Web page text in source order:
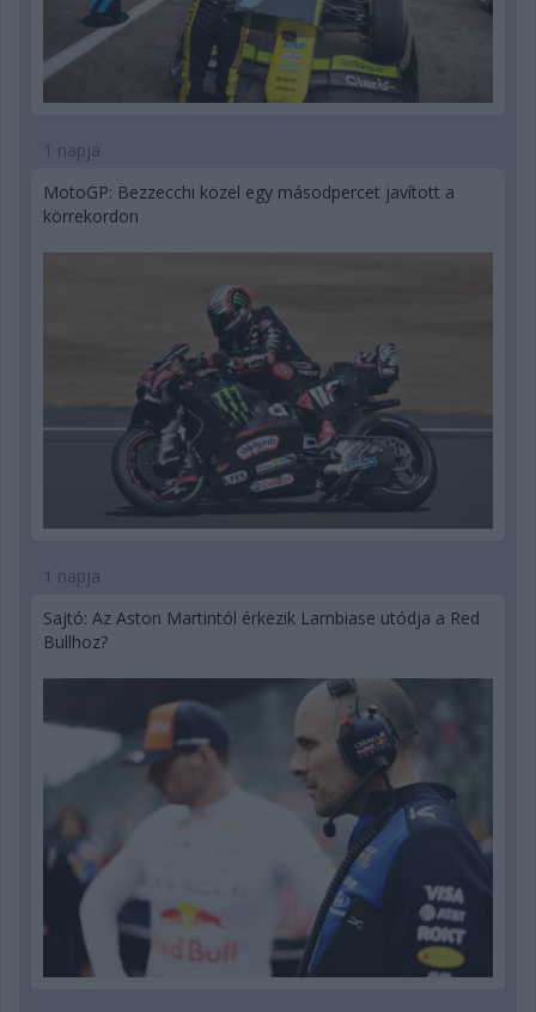
1 napja
MotoGP: Bezzecchi közel egy másodpercet javított a
körrekordon
1 napja
Sajtó: Az Aston Martintól érkezik Lambiase utódja a Red
Bullhoz?